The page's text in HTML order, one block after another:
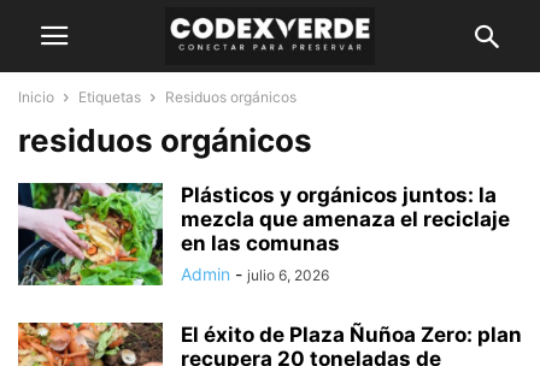
Inicio Etiquetas Residuos orgánicos
residuos orgánicos
Plásticos y orgánicos juntos: la
mezcla que amenaza el reciclaje
en las comunas
Admin - julio 6, 2026
El éxito de Plaza Ñuñoa Zero: plan
recupera 20 toneladas de